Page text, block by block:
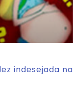
indesejada na